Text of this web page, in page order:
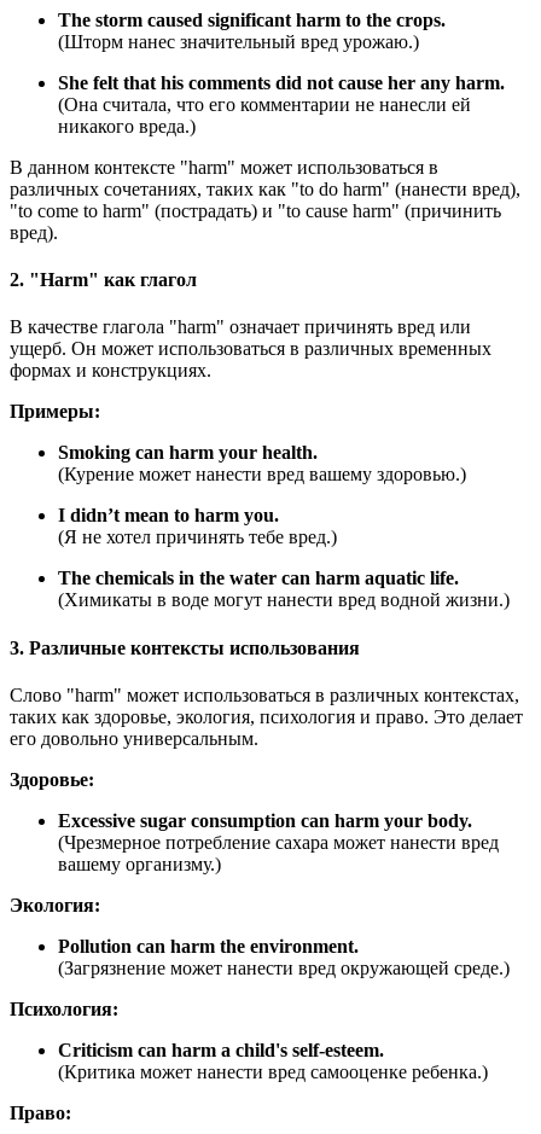
The storm caused significant harm to the crops.
(Шторм нанес значительный вред урожаю.)
She felt that his comments did not cause her any harm.
(Она считала, что его комментарии не нанесли ей
никакого вреда.)
В данном контексте "harm" может использоваться в
различных сочетаниях, таких как "to do harm" (нанести вред),
"to come to harm" (пострадать) и "to cause harm" (причинить
вред).
2. "Harm" как глагол
В качестве глагола "harm" означает причинять вред или
ущерб. Он может использоваться в различных временных
формах и конструкциях.
Примеры:
Smoking can harm your health.
(Курение может нанести вред вашему здоровью.)
I didn’t mean to harm you.
(Я не хотел причинять тебе вред.)
The chemicals in the water can harm aquatic life.
(Химикаты в воде могут нанести вред водной жизни.)
3. Различные контексты использования
Слово "harm" может использоваться в различных контекстах,
таких как здоровье, экология, психология и право. Это делает
его довольно универсальным.
Здоровье:
Excessive sugar consumption can harm your body.
(Чрезмерное потребление сахара может нанести вред
вашему организму.)
Экология:
Pollution can harm the environment.
(Загрязнение может нанести вред окружающей среде.)
Психология:
Criticism can harm a child's self-esteem.
(Критика может нанести вред самооценке ребенка.)
Право: